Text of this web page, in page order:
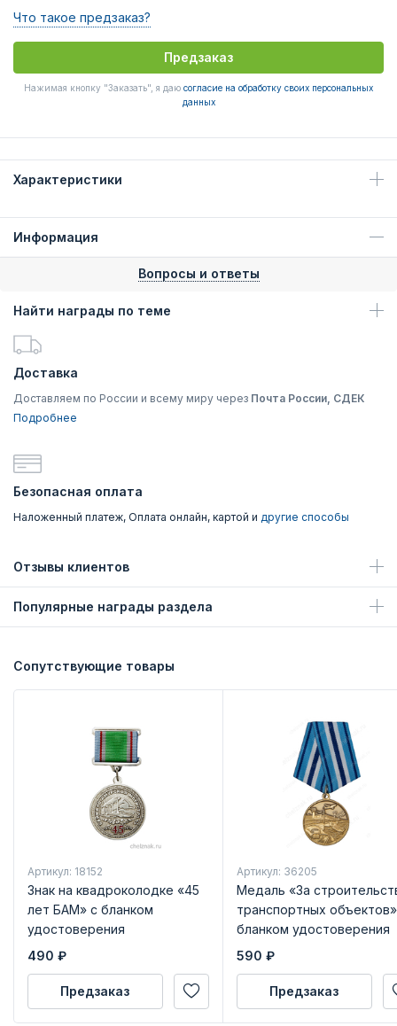
Что такое предзаказ?
Предзаказ
Нажимая кнопку "Заказать", я даю согласие на обработку своих персональных
данных
Характеристики
Информация
Вопросы и ответы
Найти награды по теме
Доставка
Доставляем по России и всему миру через Почта России, СДЕК
Подробнее
Безопасная оплата
Наложенный платеж, Оплата онлайн, картой и другие способы
Отзывы клиентов
Популярные награды раздела
Сопутствующие товары
Артикул: 18152
Знак на квадроколодке «45
лет БАМ» с бланком
удостоверения
490 ₽
Предзаказ
Артикул: 36205
Медаль «За
транспортных
бланком удостоверения
590 ₽
Предзаказ